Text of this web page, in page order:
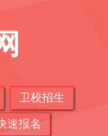
卫校招生
速报名